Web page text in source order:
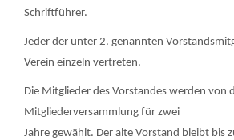
Schriftführer.
Jeder der unter 2. genannten
Verein einzeln vertreten.
Die Mitglieder des Vorstandes werden von
Mitgliederversammlung für zwei
Jahre gewählt. Der alte Vorstand bleibt bis